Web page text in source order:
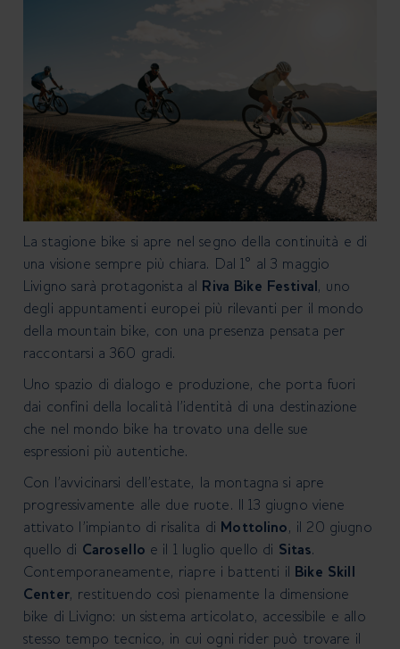
La stagione bike si apre nel segno della continuità e di
una visione sempre più chiara. Dal 1° al 3 maggio
Livigno sarà protagonista al Riva Bike Festival, uno
degli appuntamenti europei più rilevanti per il mondo
della mountain bike, con una presenza pensata per
raccontarsi a 360 gradi.
Uno spazio di dialogo e produzione, che porta fuori
dai confini della località l’identità di una destinazione
che nel mondo bike ha trovato una delle sue
espressioni più autentiche.
Con l’avvicinarsi dell’estate, la montagna si apre
progressivamente alle due ruote. Il 13 giugno viene
attivato l’impianto di risalita di Mottolino, il 20 giugno
quello di Carosello e il 1 luglio quello di Sitas.
Contemporaneamente, riapre i battenti il Bike Skill
Center, restituendo così pienamente la dimensione
bike di Livigno: un sistema articolato, accessibile e allo
stesso tempo tecnico, in cui ogni rider può trovare il